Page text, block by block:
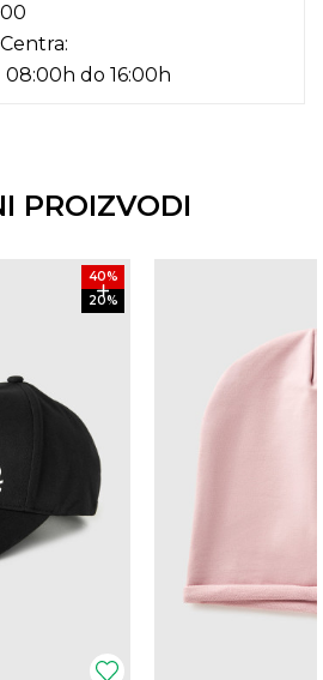
do 16:00h
PROIZVODI
40%
20%